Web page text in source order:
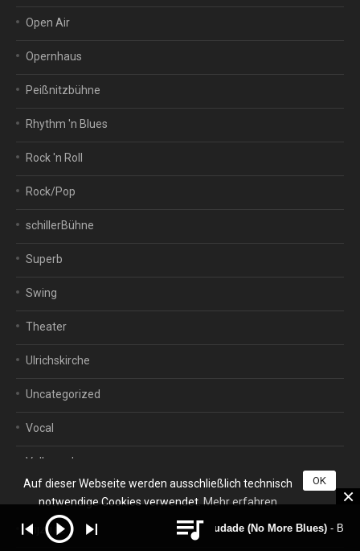
Open Air
Opernhaus
Peißnitzbühne
Rhythm 'n Blues
Rock 'n Roll
Rock/Pop
schillerBühne
Superb
Swing
Theater
Ulrichskirche
Uncategorized
Vocal
Vollmond
Weltmusik
wij2012 Chega de Saudade (No More Blues)- BOSSAria
Auf dieser Webseite werden ausschließlich technisch
notwendige Cookies verwendet.Mehr erfahren
OK